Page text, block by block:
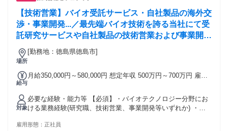
【技術営業】バイオ受託サービス・自社製品の海外交
渉・事業開発...／最先端バイオ技術を誇る当社にて受
託研究サービスや自社製品の技術営業および事業開発
をお任せいたします。研究開発部門と密に連携しなが
ら、海外パートナーや顧客の課題解決に向けた提案・
場所
[勤務地：徳島県徳島市]
給与
月給350,000円～580,000円 想定年収 500万円～700万円 雇用
給￥350,000～￥580,000 基本給￥350,000～￥500,000を含む/
月 諸手当：通勤手当（会社規定に基づき支給）、残業手当
（残業時間に応じて別途支給） 試用期間 有 期間：6ヶ月 備
考：変更無
対象
必要な経験・能力等 【必須】・バイオテクノロジー分野にお
ける業務経験(研究職、技術営業、事業開発等いずれか) ・海
テクノロジー関連分野の修士号以上 【歓迎】・事業開発
雇用形態： 正社員